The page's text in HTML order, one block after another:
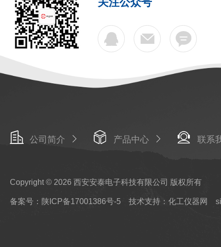
公司简介 产品中心 联系
Copyright © 2026 西安安泰电子科技有限公司 版权所有
备案号：陕ICP备17001386号-5 技术支持：化工仪器网